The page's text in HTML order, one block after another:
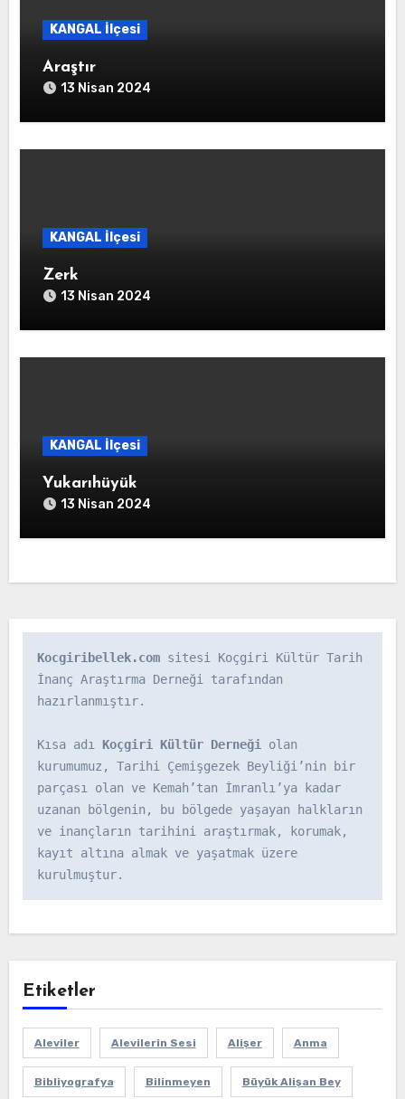
KANGAL İlçesi
Araştır
13 Nisan 2024
KANGAL İlçesi
Zerk
13 Nisan 2024
KANGAL İlçesi
Yukarıhüyük
13 Nisan 2024
Kocgiribellek.com sitesi Koçgiri Kültür Tarih
İnanç Araştırma Derneği tarafından
hazırlanmıştır.
Kısa adı Koçgiri Kültür Derneği olan
kurumumuz, Tarihi Çemişgezek Beyliği’nin bir
parçası olan ve Kemah’tan İmranlı’ya kadar
uzanan bölgenin, bu bölgede yaşayan halkların
ve inançların tarihini araştırmak, korumak,
kayıt altına almak ve yaşatmak üzere
kurulmuştur.
Etiketler
Aleviler Alevilerin Sesi Alişer Anma
Bibliyografya Bilinmeyen Büyük Alişan Bey